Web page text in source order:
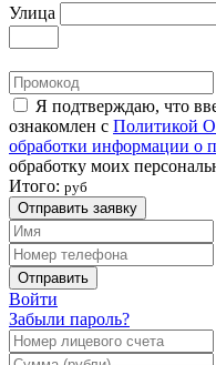
Улица
Я подтверждаю, что
ознакомлен с Политикой
обработки информации о
обработку моих
Итого: руб
Отправить заявку
Отправить
Войти
Забыли пароль?